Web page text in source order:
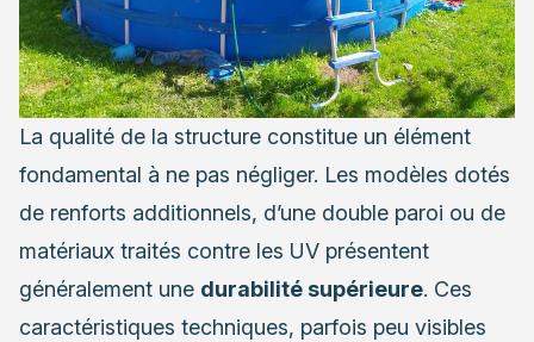
La qualité de la structure constitue un élément
fondamental à ne pas négliger. Les modèles dotés
de renforts additionnels, d’une double paroi ou de
matériaux traités contre les UV présentent
généralement une durabilité supérieure. Ces
caractéristiques techniques, parfois peu visibles